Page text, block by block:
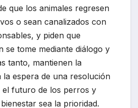
que los animales regresen
o sean canalizados con
y piden que
se tome mediante diálogo y
tanto, mantienen la
la espera de una resolución
el futuro de los perros y
sea la prioridad.